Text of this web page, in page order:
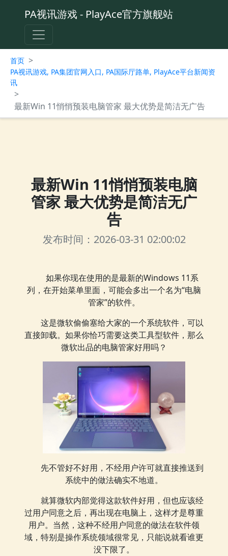
PA视讯游戏 - PlayAce官方旗舰站
首页 >
PA视讯游戏, PA集团官网入口, PA国际厅路单, PlayAce平台新闻资
讯
>
最新Win 11悄悄预装电脑管家 最大优势是简洁无广告
最新Win 11悄悄预装电脑
管家 最大优势是简洁无广
告
发布时间：2026-03-31 02:00:02
如果你现在使用的是最新的Windows 11系
列，在开始菜单里面，可能会多出一个名为“电脑
管家”的软件。
这是微软偷偷塞给大家的一个系统软件，可以
直接卸载。如果你恰巧需要这类工具型软件，那么
微软出品的电脑管家好用吗？
先不管好不好用，不经用户许可就直接推送到
系统中的做法确实不地道。
就算微软内部觉得这款软件好用，但也应该经
过用户同意之后，再出现在电脑上，这样才是尊重
用户。当然，这种不经用户同意的做法在软件领
域，特别是操作系统领域很常见，只能说就看谁更
没下限了。